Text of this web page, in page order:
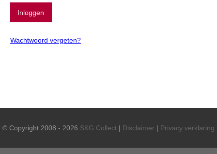
Wachtwoord vergeten?
© Copyright 2008 - 2026 SKG Collect | Disclaimer | Privacy verklaring